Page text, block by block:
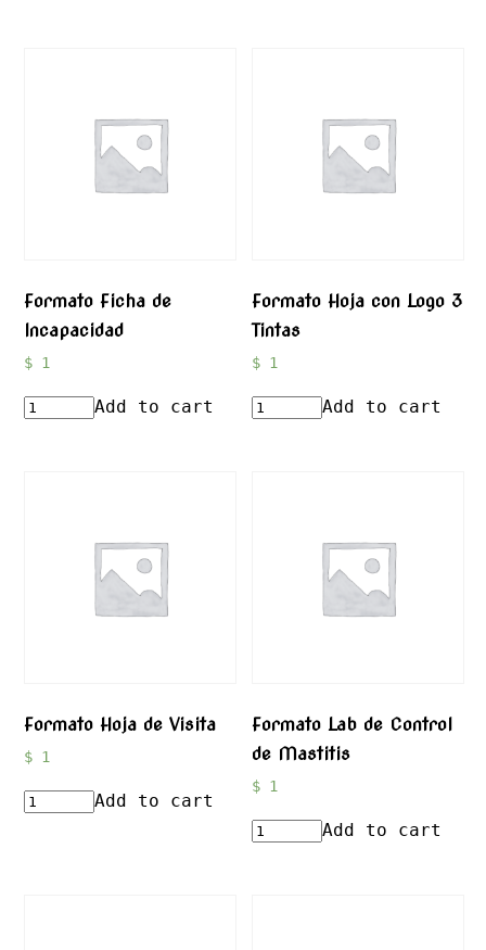
Formato Ficha de
Incapacidad
$1
Add to cart
Formato Hoja con Logo 3
Tintas
$ 1
Add to cart
Formato Hoja de Visita
$1
Add to cart
Formato Lab de Control
de Mastitis
$ 1
Add to cart